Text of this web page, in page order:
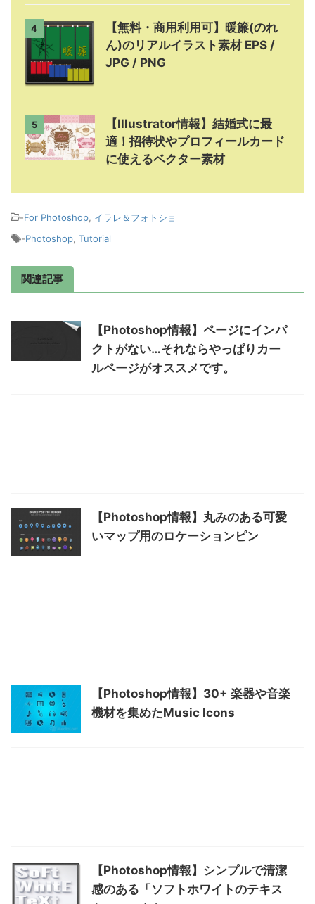
4
【無料・商用利用可】暖簾(のれ
ん)のリアルイラスト素材 EPS /
JPG / PNG
5
【Illustrator情報】結婚式に最
適！招待状やプロフィールカード
に使えるベクター素材
-For Photoshop, イラレ＆フォトショ
-Photoshop, Tutorial
関連記事
【Photoshop情報】ページにインパ
クトがない…それならやっぱりカー
ルページがオススメです。
【Photoshop情報】丸みのある可愛
いマップ用のロケーションピン
【Photoshop情報】30+ 楽器や音楽
機材を集めたMusic Icons
【Photoshop情報】シンプルで清潔
感のある「ソフトホワイトのテキス